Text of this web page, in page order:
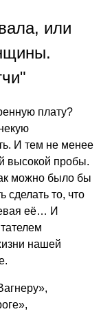
или
плату?
И тем не менее
высокой пробы.
можно было бы
сделать то, что
её… И
нашей